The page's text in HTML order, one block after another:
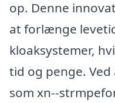
op. Denne
at forlænge
kloaksystemer,
tid og penge.
som xn--